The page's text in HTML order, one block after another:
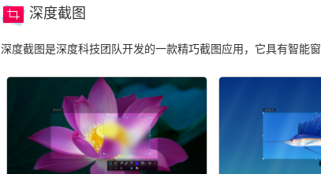
深度截图
深度截图是深度科技团队开发的一款精巧截图应用，它具有智能